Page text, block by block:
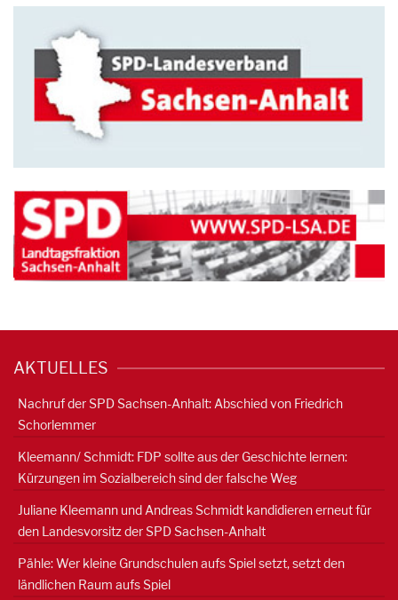
AKTUELLES
Nachruf der SPD Sachsen-Anhalt: Abschied von Friedrich
Schorlemmer
Kleemann/ Schmidt: FDP sollte aus der Geschichte lernen:
Kürzungen im Sozialbereich sind der falsche Weg
Juliane Kleemann und Andreas Schmidt kandidieren erneut für
den Landesvorsitz der SPD Sachsen-Anhalt
Pähle: Wer kleine Grundschulen aufs Spiel setzt, setzt den
ländlichen Raum aufs Spiel